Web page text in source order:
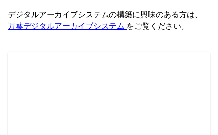
デジタルアーカイブシステムの構築に興味のある方は、
万葉デジタルアーカイブシステム をご覧ください。